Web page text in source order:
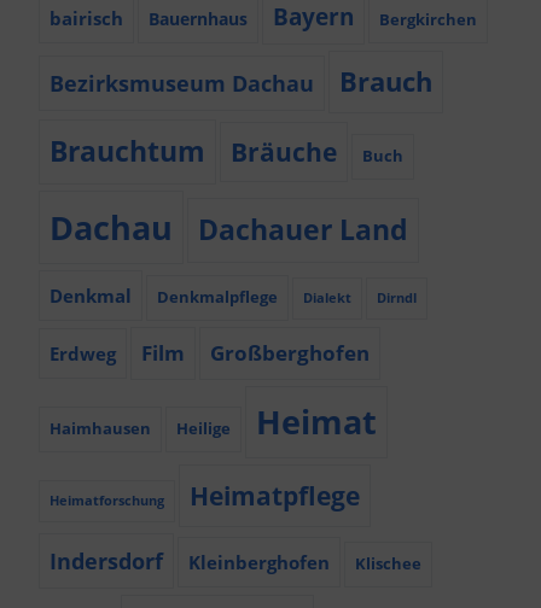
bairisch Bauernhaus Bayern Bergkirchen
Bezirksmuseum Dachau Brauch
Brauchtum Bräuche Buch
Dachau Dachauer Land
Denkmal Denkmalpflege Dialekt Dirndl
Erdweg Film Großberghofen
Haimhausen Heilige Heimat
Heimatforschung Heimatpflege
Indersdorf Kleinberghofen Klischee